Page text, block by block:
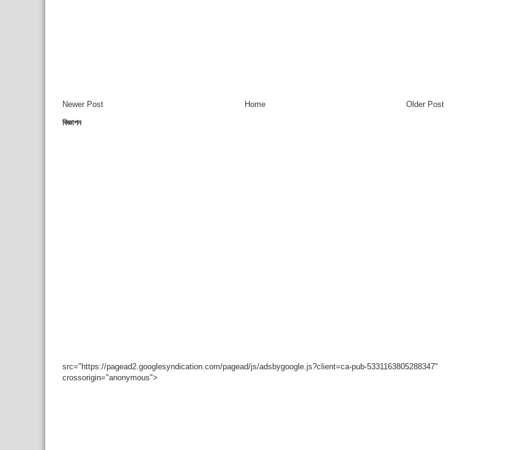
Newer Post Older Post
Home
বিজ্ঞাপন
src="https://pagead2.googlesyndication.com/pagead/js/adsbygoogle.js?client=ca-pub-5331163805288347"
crossorigin="anonymous">